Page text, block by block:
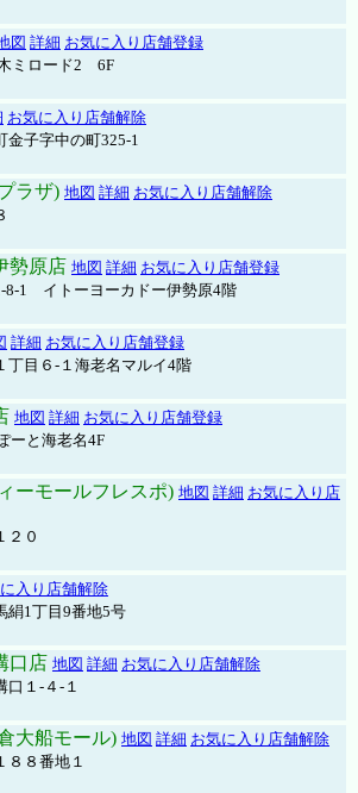
図 詳細 お気に入り店舗登録
ミロード2 6F
お気に入り店舗解除
金子字中の町325-1
ラザ) 地図 詳細 お気に入り店舗解除
勢原店 地図 詳細 お気に入り店舗登録
8-1 イトーヨーカドー伊勢原4階
詳細 お気に入り店舗登録
丁目６-１海老名マルイ4階
地図 詳細 お気に入り店舗登録
ーと海老名4F
ーモールフレスポ) 地図 詳細 お気に入り店
２０
入り店舗解除
絹1丁目9番地5号
口店 地図 詳細 お気に入り店舗解除
口１-４-１
大船モール) 地図 詳細 お気に入り店舗解除
８８番地１